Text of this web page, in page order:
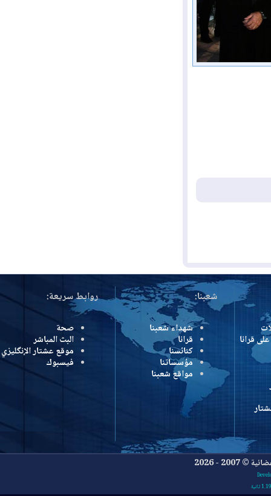
شعبنا:
شهداء شعبنا
قرانا
كنائسنا
مؤسساتنا
مواقع شعبنا
روابط سريعة:
صحة
البث المباشر
موقع عشتار الإنگليزي
فيسبوك
2026